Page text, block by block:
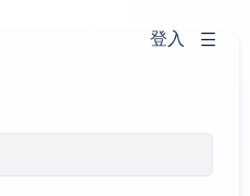
登入